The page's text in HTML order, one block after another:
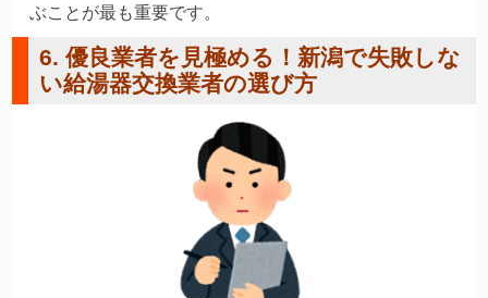
ぶことが最も重要です。
6. 優良業者を見極める！新潟で失敗しな
い給湯器交換業者の選び方